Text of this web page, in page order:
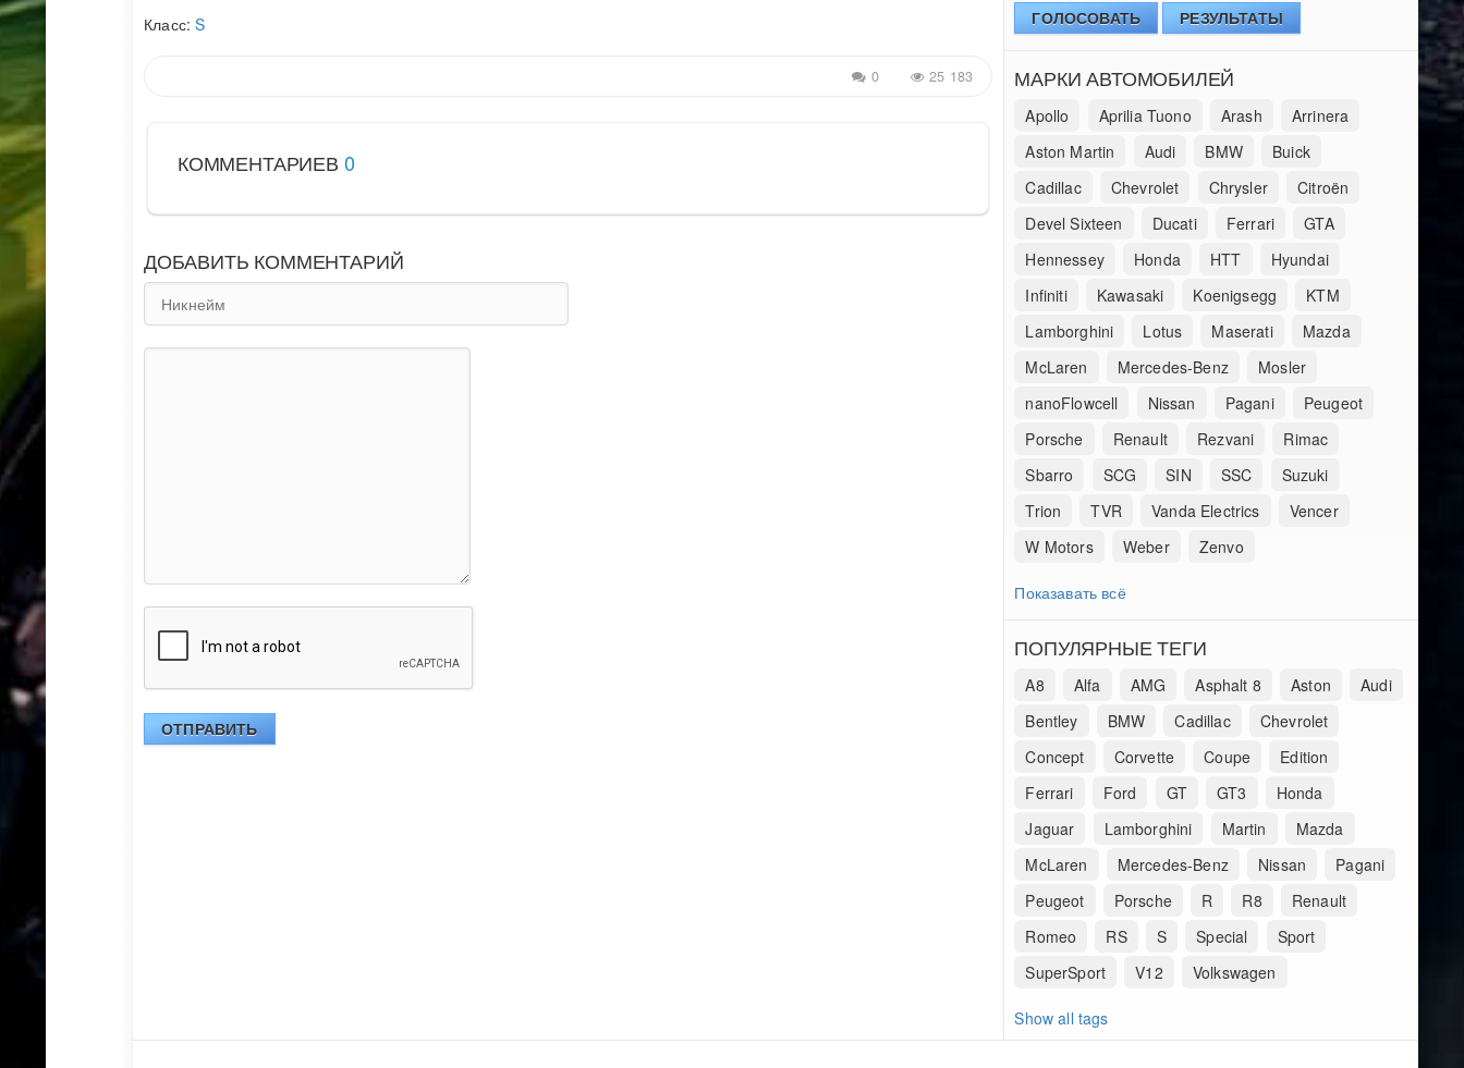
Класс:S
0 25 183
КОММЕНТАРИЕВ 0
ДОБАВИТЬ КОММЕНТАРИЙ
ОТПРАВИТЬ
ГОЛОСОВАТЬ РЕЗУЛЬТАТЫ
МАРКИ АВТОМОБИЛЕЙ
Apollo Aprilia Tuono Arash
Arrinera
Aston Martin
Audi BMW
Buick
Cadillac
Chevrolet Chrysler
Citroën
Devel Sixteen
Ducati Ferrari
GTA
Hennessey
Honda HTT
Hyundai
Infiniti
Kawasaki Koenigsegg
KTM
Lamborghini
Lotus Maserati
Mazda
McLaren
Mercedes-Benz
Mosler
nanoFlowcell
Nissan Pagani
Peugeot
Porsche
Renault Rezvani
Rimac
Sbarro
SCG SIN SSC
Suzuki
Trion
TVR Vanda Electrics
Vencer
W Motors
Weber Zenvo
Показавать всё
ПОПУЛЯРНЫЕ ТЕГИ
A8 Alfa AMG Asphalt 8 Aston
Audi
Bentley
BMW Cadillac
Chevrolet
Concept
Corvette Coupe
Edition
Ferrari
Ford GT GT3
Honda
Jaguar
Lamborghini Martin
Mazda
McLaren
Mercedes-Benz Nissan
Pagani
Peugeot
Porsche R R8
Renault
Romeo
RS S Special
Sport
SuperSport
V12 Volkswagen
Show all tags